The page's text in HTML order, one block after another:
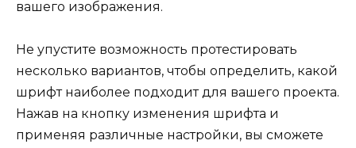
вашего изображения.
Не упустите возможность протестировать
несколько вариантов, чтобы определить, какой
шрифт наиболее подходит для вашего проекта.
Нажав на кнопку изменения шрифта и
применяя различные настройки, вы сможете